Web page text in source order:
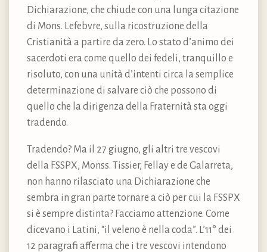
Dichiarazione, che chiude con una lunga citazione
di Mons. Lefebvre, sulla ricostruzione della
Cristianità a partire da zero. Lo stato d’animo dei
sacerdoti era come quello dei fedeli, tranquillo e
risoluto, con una unità d’intenti circa la semplice
determinazione di salvare ciò che possono di
quello che la dirigenza della Fraternità sta oggi
tradendo.
Tradendo? Ma il 27 giugno, gli altri tre vescovi
della FSSPX, Monss. Tissier, Fellay e de Galarreta,
non hanno rilasciato una Dichiarazione che
sembra in gran parte tornare a ciò per cui la FSSPX
si è sempre distinta? Facciamo attenzione. Come
dicevano i Latini, “il veleno è nella coda”. L’11° dei
12 paragrafi afferma che i tre vescovi intendono